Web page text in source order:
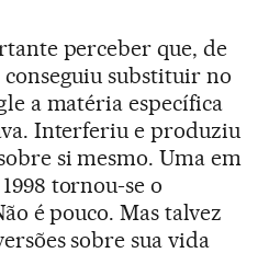
perceber que, de
substituir no
a matéria específica
Interferiu e produziu
si mesmo. Uma em
tornou-se o
é pouco. Mas talvez
sobre sua vida